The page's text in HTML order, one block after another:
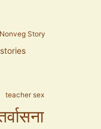
Nonveg Story
teacher sex